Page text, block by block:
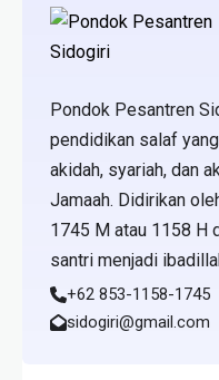
Pondok Pesantren
pendidikan salaf
akidah, syariah, dan
Jamaah. Didirikan
1745 M atau 1158 H
santri menjadi
+62 853-1158-1745
sidogiri@gmail.com